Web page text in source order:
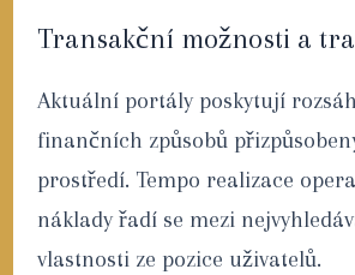
Transakční možnosti a
Aktuální portály poskytují
finančních způsobů
prostředí. Tempo realizace
náklady řadí se mezi
vlastnosti ze pozice uživatelů.